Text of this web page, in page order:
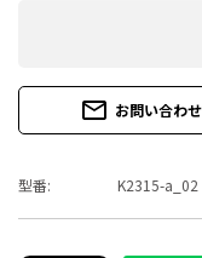
mail_outline お問い合わせ
型番: K2315-a_02